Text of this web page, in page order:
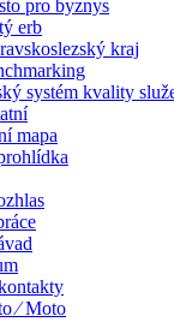
pro byznys
erb
kraj
systém kvality
mapa
⁄ Moto